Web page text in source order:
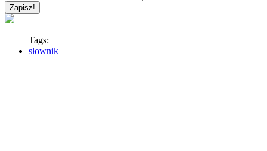
Tags:
słownik